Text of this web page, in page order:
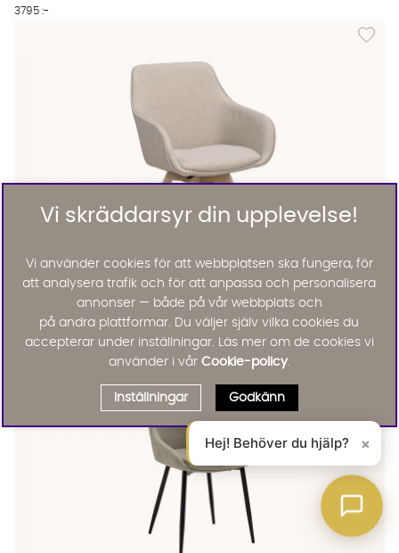
3795 :-
Lägg
Rowico Home
ALISON Karmstol Snurr Beige
Vi skräddarsyr din upplevelse!
Vi använder cookies för att webbplatsen ska fungera, för
att analysera trafik och för att anpassa och personalisera
annonser — både på vår webbplats och
på andra plattformar. Du väljer själv vilka cookies du
accepterar under inställningar. Läs mer om de cookies vi
använder i vår Cookie-policy.
Inställningar Godkänn
Hej! Behöver du hjälp? ×